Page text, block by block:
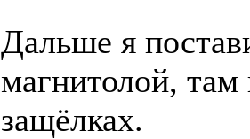
Дальше я
магнитолой, там
защёлках.